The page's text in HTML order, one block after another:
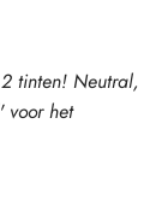
tinten! Neutral,
voor het